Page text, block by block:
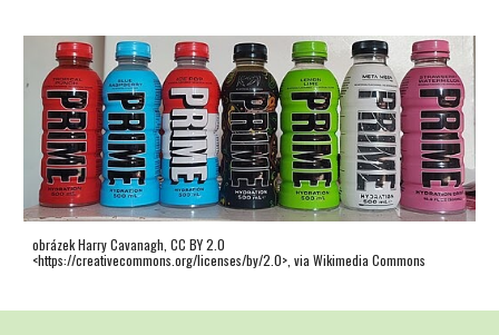
obrázek Harry Cavanagh, CC BY 2.0
<https://creativecommons.org/licenses/by/2.0>, via Wikimedia Commons